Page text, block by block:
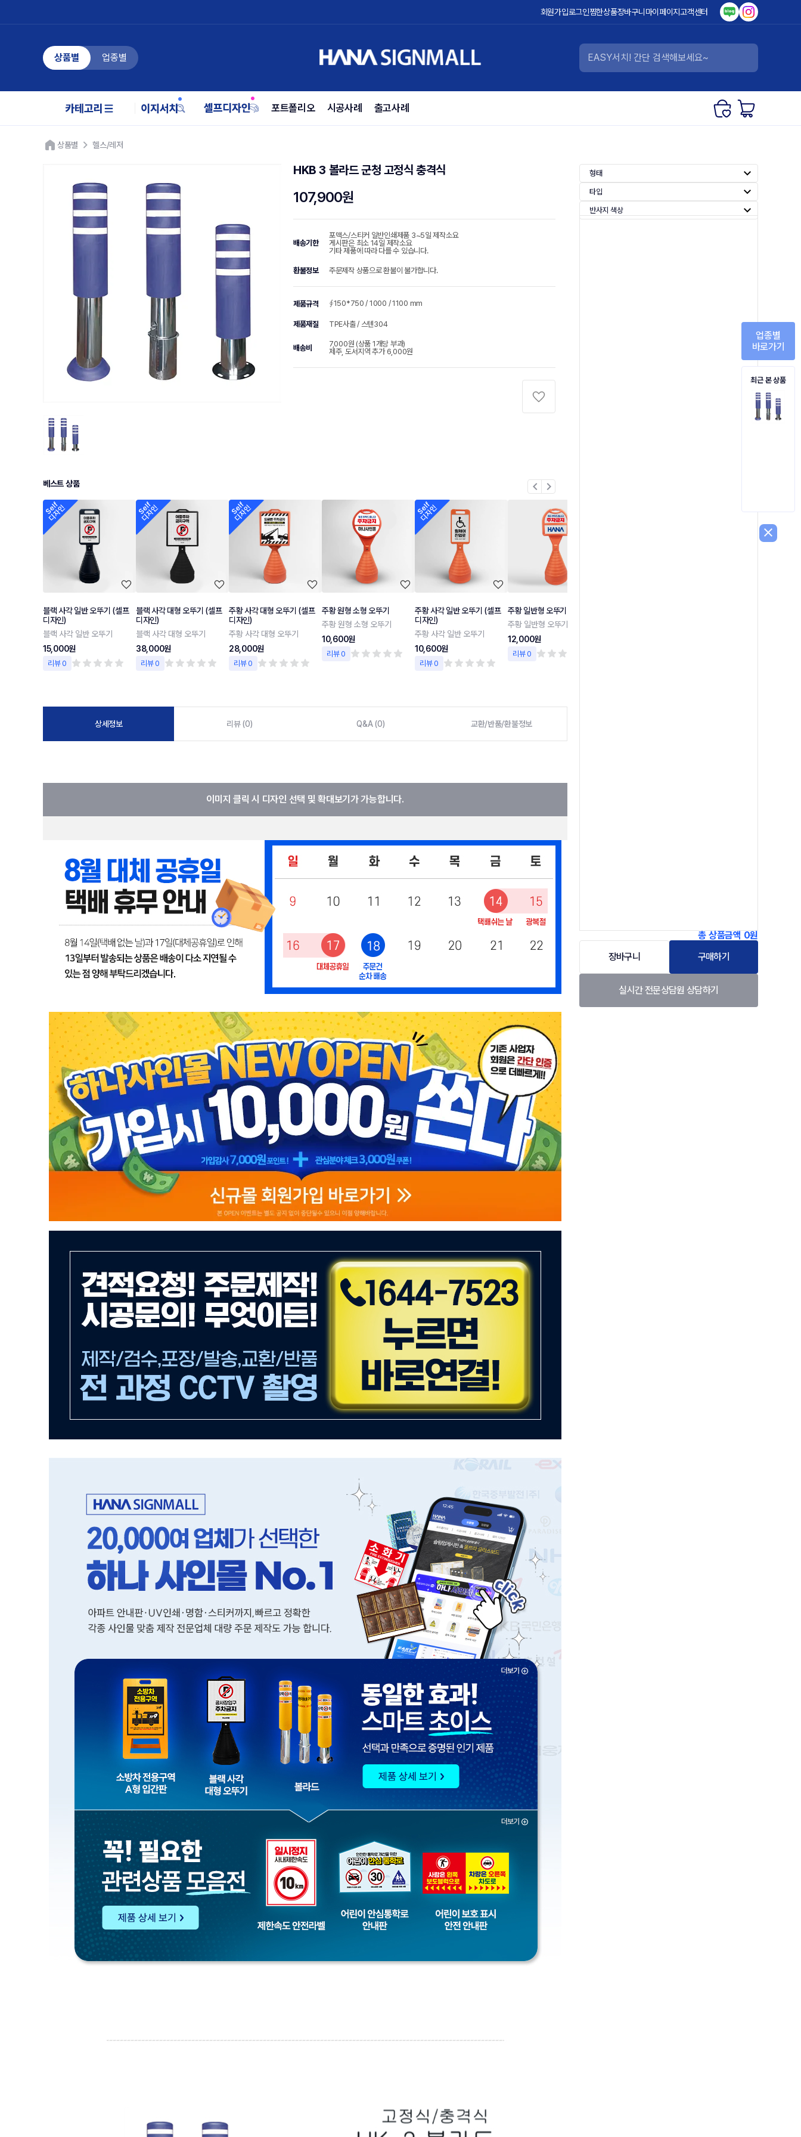
회원가입로그인찜한상품장바구니 마이페이지고객센터
상품별 업종별
포트폴리오 시공사례 출고사례
상품별 헬스/레저
HKB 3 볼라드 군청 고정식 충격식
107,900원
배송기한
포맥스/스티커 일반인쇄제품 3~5일 제작소요
게시판은 최소 14일 제작소요
기타 제품에 따라 다를 수 있습니다.
환불정보 주문제작 상품으로 환불이 불가합니다.
제품규격 ∮150*750 / 1000 / 1100 mm
제품재질 TPE사출 / 스텐304
배송비
7,000원 (상품 1개당 부과)
제주, 도서지역 추가 6,000원
베스트 상품
블랙 사각 일반 오뚜기 (셀프
디자인)
블랙 사각 일반 오뚜기
15,000원
리뷰 0
블랙 사각 대형 오뚜기 (셀프
디자인)
블랙 사각 대형 오뚜기
38,000원
리뷰 0
주황 사각 대형 오뚜기 (셀프
디자인)
주황 사각 대형 오뚜기
28,000원
리뷰 0
주황 원형 소형 오뚜기
주황 원형 소형 오뚜기
10,600원
리뷰 0
주황 사각 일반 오뚜기 (셀프
디자인)
주황 사각 일반 오뚜기
10,600원
리뷰 0
주황 일반형 오뚜기
주황 일반형 오뚜기
12,000원
리뷰 0
chevron_left chevron_right
상세정보 리뷰 (0) Q&A (0) 교환/반품/환불정보
이미지 클릭 시 디자인 선택 및 확대보기가 가능합니다.
형태
타입
반사지 색상
총 상품금액 0원
장바구니
구매하기
실시간 전문상담원 상담하기
업종별
바로가기
최근 본 상품
close